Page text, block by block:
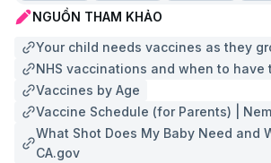
NGUỒN THAM KHẢO
Your child needs vaccines as they
NHS vaccinations and when to have
Vaccines by Age
Vaccine Schedule (for Parents) |
What Shot Does My Baby Need and
CA.gov